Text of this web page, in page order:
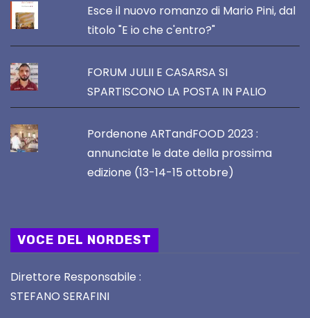
Esce il nuovo romanzo di Mario Pini, dal
titolo "E io che c'entro?"
FORUM JULII E CASARSA SI
SPARTISCONO LA POSTA IN PALIO
Pordenone ARTandFOOD 2023 :
annunciate le date della prossima
edizione (13-14-15 ottobre)
VOCE DEL NORDEST
Direttore Responsabile :
STEFANO SERAFINI